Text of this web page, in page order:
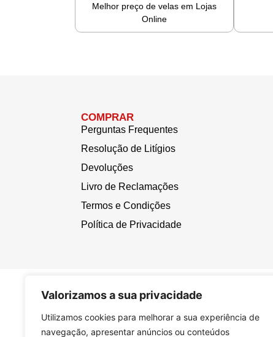
Valorizamos a sua privacidade
Utilizamos cookies para melhorar a sua experiência de
navegação, apresentar anúncios ou conteúdos
Melhor preço de velas em Lojas
Online
COMPRAR
Perguntas Frequentes
Resolução de Litígios
Devoluções
Livro de Reclamações
Termos e Condições
Política de Privacidade